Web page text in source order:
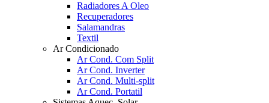
Radiadores A Oleo
Recuperadores
Salamandras
Textil
Ar Condicionado
Ar Cond. Com Split
Ar Cond. Inverter
Ar Cond. Multi-split
Ar Cond. Portatil